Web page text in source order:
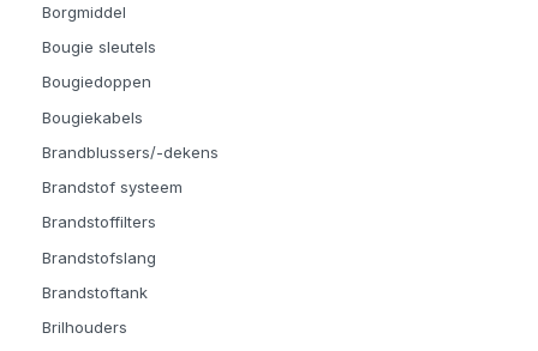
Borgmiddel
Bougie sleutels
Bougiedoppen
Bougiekabels
Brandblussers/-dekens
Brandstof systeem
Brandstoffilters
Brandstofslang
Brandstoftank
Brilhouders